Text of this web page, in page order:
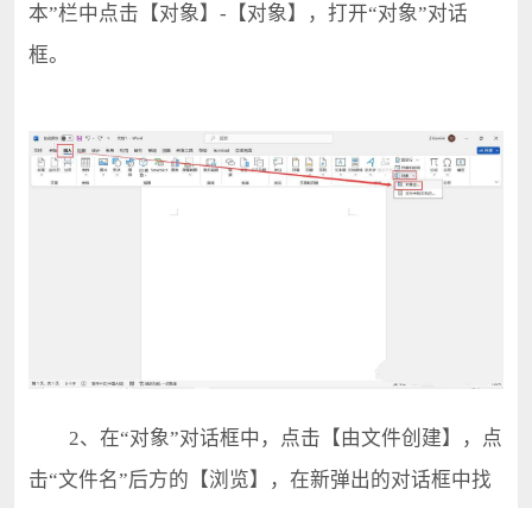
本”栏中点击【对象】-【对象】，打开“对象”对话
框。
2、在“对象”对话框中，点击【由文件创建】，点
击“文件名”后方的【浏览】，在新弹出的对话框中找